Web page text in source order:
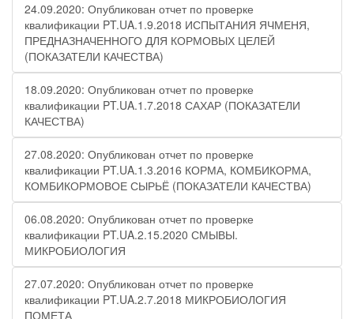
24.09.2020: Опубликован отчет по проверке
квалификации PT.UA.1.9.2018 ИСПЫТАНИЯ ЯЧМЕНЯ,
ПРЕДНАЗНАЧЕННОГО ДЛЯ КОРМОВЫХ ЦЕЛЕЙ
(ПОКАЗАТЕЛИ КАЧЕСТВА)
18.09.2020: Опубликован отчет по проверке
квалификации PT.UA.1.7.2018 САХАР (ПОКАЗАТЕЛИ
КАЧЕСТВА)
27.08.2020: Опубликован отчет по проверке
квалификации PT.UA.1.3.2016 КОРМА, КОМБИКОРМА,
КОМБИКОРМОВОЕ СЫРЬЁ (ПОКАЗАТЕЛИ КАЧЕСТВА)
06.08.2020: Опубликован отчет по проверке
квалификации PT.UA.2.15.2020 СМЫВЫ.
МИКРОБИОЛОГИЯ
27.07.2020: Опубликован отчет по проверке
квалификации PT.UA.2.7.2018 МИКРОБИОЛОГИЯ
ПОМЕТА